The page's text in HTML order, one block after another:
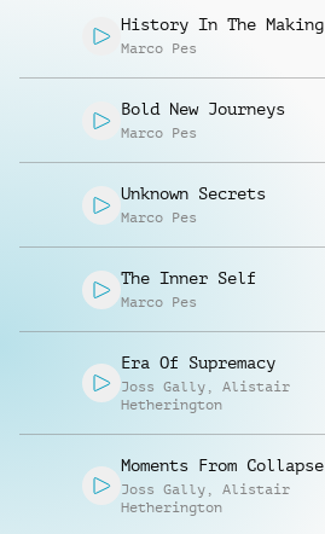
History In The Making
Marco Pes
Bold New Journeys
Marco Pes
Unknown Secrets
Marco Pes
The Inner Self
Marco Pes
Era Of Supremacy
Joss Gally , Alistair
Hetherington
Moments From Collapse
Joss Gally , Alistair
Hetherington